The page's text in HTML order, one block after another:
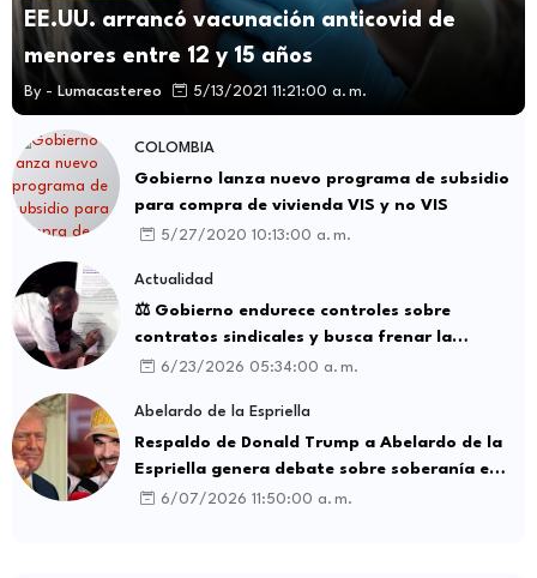
EE.UU. arrancó vacunación anticovid de
menores entre 12 y 15 años
By - Lumacastereo 5/13/2021 11:21:00 a. m.
COLOMBIA
Gobierno lanza nuevo programa de subsidio
para compra de vivienda VIS y no VIS
5/27/2020 10:13:00 a. m.
Actualidad
⚖️ Gobierno endurece controles sobre
contratos sindicales y busca frenar la
intermediación laboral ilegal
6/23/2026 05:34:00 a. m.
Abelardo de la Espriella
Respaldo de Donald Trump a Abelardo de la
Espriella genera debate sobre soberanía e
influencia internacional
6/07/2026 11:50:00 a. m.